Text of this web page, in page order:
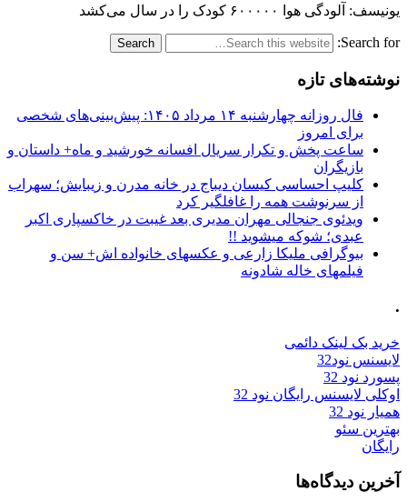
یونیسف: آلودگی هوا ۶۰۰۰۰۰ کودک را در سال می‌کشد
Search for:
نوشته‌های تازه
فال روزانه چهارشنبه ۱۴ مرداد ۱۴۰۵: پیش‌بینی‌های شخصی
برای امروز
ساعت پخش و تکرار سریال افسانه خورشید و ماه+ داستان و
بازیگران
کلیپ احساسی کیسان دیباج در خانه مدرن و زیبایش؛ سهراب
از سرنوشت همه را غافلگیر کرد
ویدئوی جنجالی مهران مدیری بعد غیبت در خاکسپاری اکبر
عبدی؛ شوکه میشوید !!
بیوگرافی ملیکا زارعی و عکسهای خانواده اش+ سن و
فیلمهای خاله شادونه
.
خرید بک لینک دائمی
لایسنس نود32
پسورد نود 32
اوکلی لایسنس رایگان نود 32
همیار نود 32
بهترین سئو
رایگان
آخرین دیدگاه‌ها